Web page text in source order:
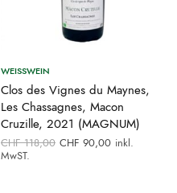
WEISSWEIN
Clos des Vignes du Maynes,
Les Chassagnes, Macon
Cruzille, 2021 (MAGNUM)
CHF118,00 Ursprünglicher
Preis war:
CHF 90,00Aktueller
inkl.
MwST.